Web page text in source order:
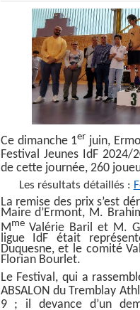
Ce dimanche 1er juin,
Festival Jeunes IdF
de cette journée, 260
Les résultats détaillés :
La remise des prix s’est
Maire d’Ermont, M.
MmeValérie Baril et M.
ligue IdF était
Duquesne, et le comité
Florian Bourlet.
Le Festival, qui a
ABSALON du Tremblay
9 ; il devance d’un